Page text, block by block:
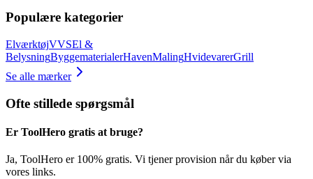
Populære kategorier
ElværktøjVVSEl &
BelysningByggematerialerHavenMalingHvidevarerGrill
Se alle mærker
Ofte stillede spørgsmål
Er ToolHero gratis at bruge?
Ja, ToolHero er 100% gratis. Vi tjener provision når du køber via
vores links.